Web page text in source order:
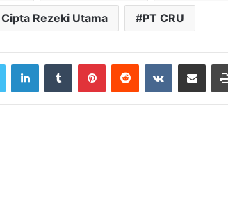
Rezeki Utama PT CRU
LinkedInTumblr PinterestReddit VKontakteShare via Email